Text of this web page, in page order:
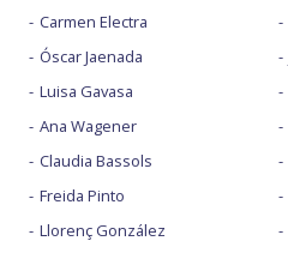
Carmen Electra
Óscar Jaenada
Luisa Gavasa
Ana Wagener
Claudia Bassols
Freida Pinto
Llorenç González